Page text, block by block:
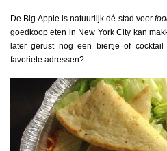
De Big Apple is natuurlijk dé stad voor
goedkoop eten in New York City kan
later gerust nog een biertje of
favoriete adressen?